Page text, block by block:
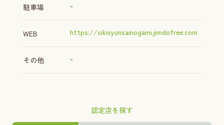
認定店を探す
駐車場 -
WEB https://sikisyunsainogami.jimdofree.com
その他 -